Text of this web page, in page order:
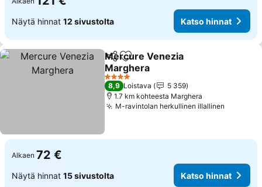
Näytä hinnat 12 sivustolta Katso hinnat
Jaa Lisää suosikkeihin
Mercure Venezia
Marghera
4 Tähtiluokitus
8,9 Loistava
5 359
1.7 km kohteesta Marghera
M-ravintolan herkullinen illallinen
Alkaen 72 €
Näytä hinnat 15 sivustolta Katso hinnat